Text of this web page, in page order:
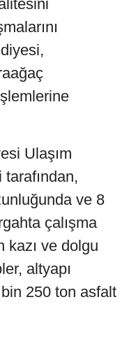
Ulaşım
tarafından,
ve 8
çalışma
kazı ve dolgu
altyapı
bin 250 ton asfalt